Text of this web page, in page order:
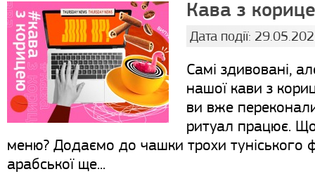
Кава з
Дата події:
Самі здивовані,
нашої кави з
ви вже
ритуал працює.
меню? Додаємо до чашки трохи туніського
арабської ще...